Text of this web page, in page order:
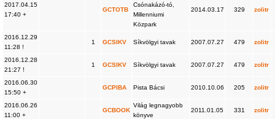
2017.04.15
17:40 +
GCTOTB
Csónakázó-tó,
Millenniumi
Közpark
2014.03.17 329 zolitr
2016.12.29
11:28 !
1 GCSIKV Síkvölgyi tavak 2007.07.27 479 zolitr
2016.12.28
21:27 !
1 GCSIKV Síkvölgyi tavak 2007.07.27 479 zolitr
2016.06.30
15:50 +
GCPIBA Pista Bácsi 2010.10.06 205 zolitr
2016.06.26
11:00 +
GCBOOK
Világ legnagyobb
könyve
2011.01.05 331 zolitr